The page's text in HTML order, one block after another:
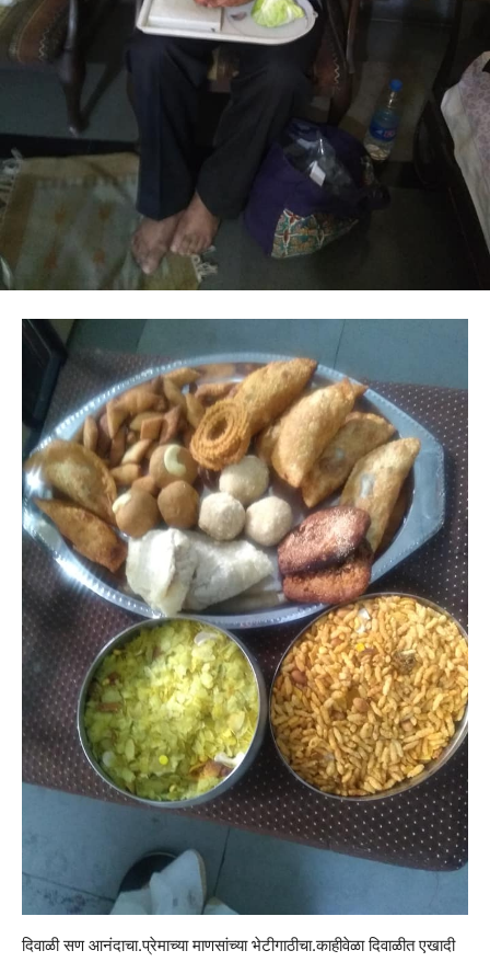
दिवाळी सण आनंदाचा.प्रेमाच्या माणसांच्या भेटीगाठीचा.काहीवेळा दिवाळीत एखादी